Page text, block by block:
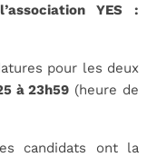
YES :
pour les deux
à 23h59 (heure de
candidats ont la